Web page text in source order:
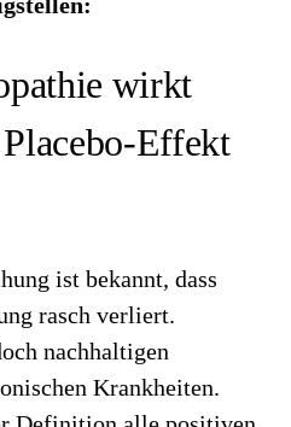
wirkt
Effekt
ist bekannt, dass
rasch verliert.
nachhaltigen
Krankheiten.